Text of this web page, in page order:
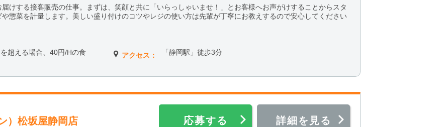
けする接客販売の仕事。まずは、笑顔と共に「いらっしゃいませ！」とお客様へお声がけすることからスタ
惣菜を計量します。美しい盛り付けのコツやレジの使い方は先輩が丁寧にお教えするので安心してください
超える場合、40円/Hの食
アクセス： 「静岡駅」徒歩3分
）松坂屋静岡店 応募する 詳細を見る